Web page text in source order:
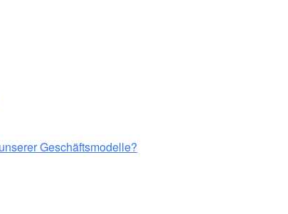
Geschäftsmodelle?